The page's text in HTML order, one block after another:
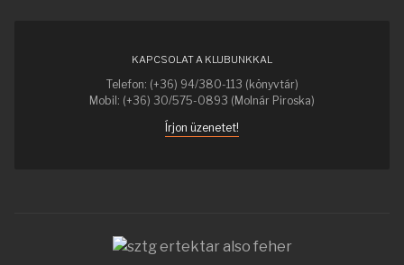
KAPCSOLAT A KLUBUNKKAL
Telefon: (+36) 94/380-113 (könyvtár)
Mobil: (+36) 30/575-0893 (Molnár Piroska)
Írjon üzenetet!